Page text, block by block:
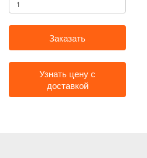
Заказать
Узнать цену с
доставкой